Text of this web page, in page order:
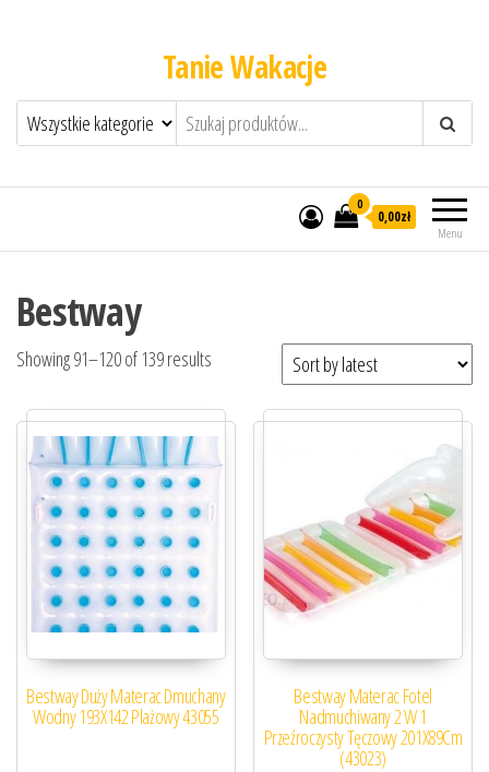
Tanie Wakacje
Menu
0
0,00zł
Bestway
Showing 91–120 of 139 results
Bestway Duży Materac Dmuchany
Wodny 193X142 Plażowy 43055
Bestway Materac Fotel
Nadmuchiwany 2 W 1
Przeźroczysty Tęczowy 201X89Cm
(43023)